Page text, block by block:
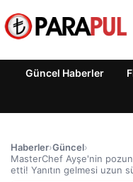
Güncel Haberler
Haberler›Güncel›
MasterChef Ayşe'nin
etti! Yanıtın gelmesi uzun